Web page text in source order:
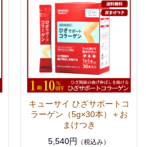
キューサイ ひざサポートコ
ラーゲン（5g×30本）＋お
まけつき
5,540円
（税込み）